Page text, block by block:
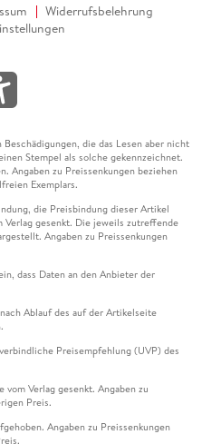
Widerrufsbelehrung
die das Lesen aber nicht
Stempel als solche gekennzeichnet.
Angaben zu Preissenkungen beziehen
Exemplars.
die Preisbindung dieser Artikel
Verlag gesenkt. Die jeweils zutreffende
Angaben zu Preissenkungen
dass Daten an den Anbieter der
Ablauf des auf der Artikelseite
Preisempfehlung (UVP) des
Verlag gesenkt. Angaben zu
Preis.
Angaben zu Preissenkungen